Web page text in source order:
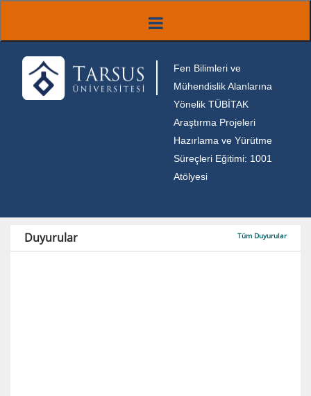
Fen Bilimleri ve
Mühendislik Alanlarına
Yönelik TÜBİTAK
Araştırma Projeleri
Hazırlama ve Yürütme
Süreçleri Eğitimi: 1001
Atölyesi
Duyurular Tüm Duyurular